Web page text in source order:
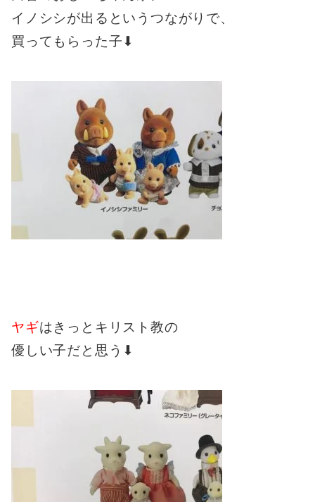
イノシシが出るというつながりで、
買ってもらった子⬇︎
ヤギはきっとキリスト教の
優しい子だと思う⬇︎